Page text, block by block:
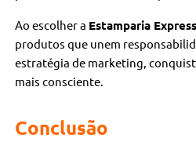
Ao escolher a Estamparia
produtos que unem
estratégia de marketing,
mais consciente.
Conclusão